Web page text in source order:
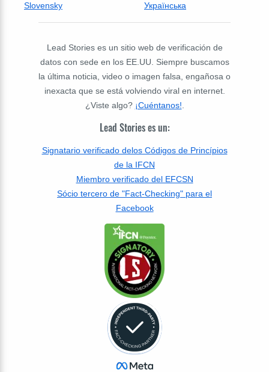
Slovensky
Українська
Lead Stories es un sitio web de verificación de
datos con sede en los EE.UU. Siempre buscamos
la última noticia, video o imagen falsa, engañosa o
inexacta que se está volviendo viral en internet.
¿Viste algo? ¡Cuéntanos!
Lead Stories es un:
Signatario verificado delos Códigos de Princípios
de la IFCN
Miembro verificado del EFCSN
Sócio tercero de "Fact-Checking" para el
Facebook